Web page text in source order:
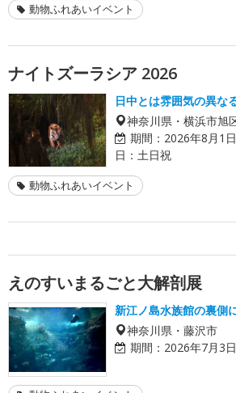
動物ふれあいイベント
ナイトズーラシア 2026
日中とは雰囲気の異な
神奈川県・横浜市旭
期間： 2026年8月1
日：土日祝
動物ふれあいイベント
えのすいまるごと大解剖展
新江ノ島水族館の裏側
神奈川県・藤沢市
期間： 2026年7月3